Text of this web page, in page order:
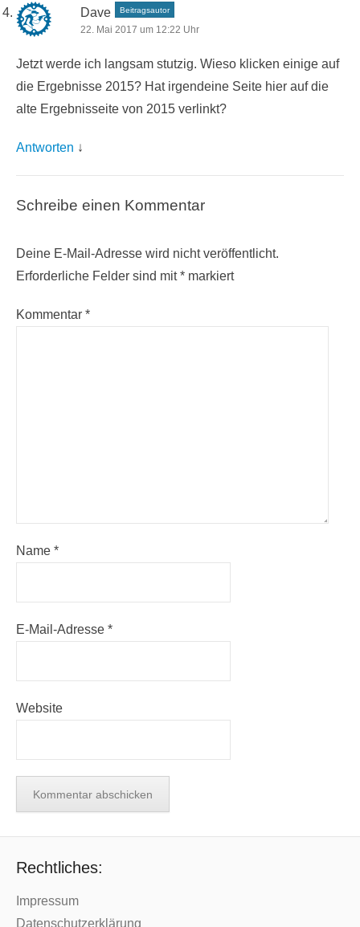
Dave Beitragsautor
22. Mai 2017 um 12:22 Uhr
Jetzt werde ich langsam stutzig. Wieso klicken einige auf
die Ergebnisse 2015? Hat irgendeine Seite hier auf die
alte Ergebnisseite von 2015 verlinkt?
Antworten ↓
Schreibe einen Kommentar
Deine E-Mail-Adresse wird nicht veröffentlicht.
Erforderliche Felder sind mit* markiert
Kommentar *
Name *
E-Mail-Adresse *
Website
Rechtliches:
Impressum
Datenschutzerklärung